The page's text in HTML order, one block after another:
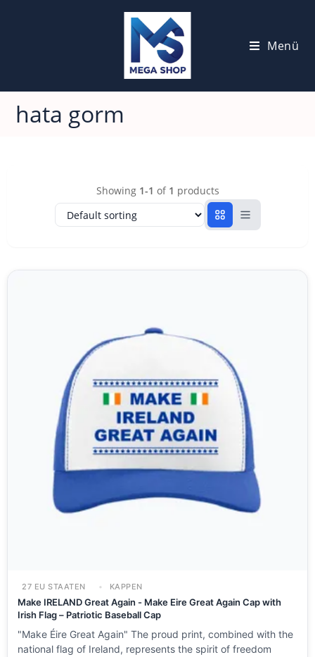
Menü
hata gorm
Showing 1-1 of 1 products
27 EU STAATEN KAPPEN
Make IRELAND Great Again - Make Eire Great Again Cap with
Irish Flag – Patriotic Baseball Cap
"Make Éire Great Again" The proud print, combined with the
national flag of Ireland, represents the spirit of freedom